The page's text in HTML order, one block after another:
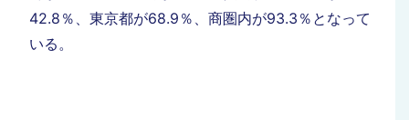
42.8％、東京都が68.9％、商圏内が93.3％となって
いる。